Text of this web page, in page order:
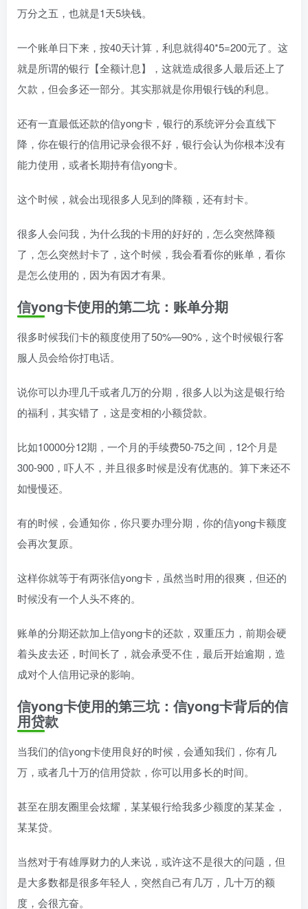
万分之五，也就是1天5块钱。
一个账单日下来，按40天计算，利息就得40*5=200元了。这
就是所谓的银行【全额计息】，这就造成很多人最后还上了
欠款，但会多还一部分。其实那就是你用银行钱的利息。
还有一直最低还款的信yong卡，银行的系统评分会直线下
降，你在银行的信用记录会很不好，银行会认为你根本没有
能力使用，或者长期持有信yong卡。
这个时候，就会出现很多人见到的降额，还有封卡。
很多人会问我，为什么我的卡用的好好的，怎么突然降额
了，怎么突然封卡了，这个时候，我会看看你的账单，看你
是怎么使用的，因为有因才有果。
信yong卡使用的第二坑： 账单分期
很多时候我们卡的额度使用了50%—90%，这个时候银行客
服人员会给你打电话。
说你可以办理几千或者几万的分期，很多人以为这是银行给
的福利，其实错了，这是变相的小额贷款。
比如10000分12期，一个月的手续费50-75之间，12个月是
300-900，吓人不，并且很多时候是没有优惠的。算下来还不
如慢慢还。
有的时候，会通知你，你只要办理分期，你的信yong卡额度
会再次复原。
这样你就等于有两张信yong卡，虽然当时用的很爽，但还的
时候没有一个人头不疼的。
账单的分期还款加上信yong卡的还款，双重压力，前期会硬
着头皮去还，时间长了，就会承受不住，最后开始逾期，造
成对个人信用记录的影响。
信yong卡使用的第三坑： 信yong卡背后的信
用贷款
当我们的信yong卡使用良好的时候，会通知我们，你有几
万，或者几十万的信用贷款，你可以用多长的时间。
甚至在朋友圈里会炫耀，某某银行给我多少额度的某某金，
某某贷。
当然对于有雄厚财力的人来说，或许这不是很大的问题，但
是大多数都是很多年轻人，突然自己有几万，几十万的额
度，会很亢奋。